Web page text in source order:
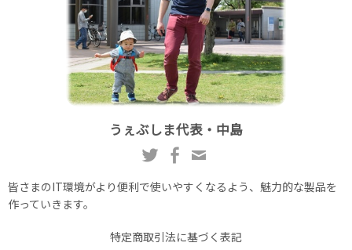
うぇぶしま代表・中島
皆さまのIT環境がより便利で使いやすくなるよう、魅力的な製品を
作っていきます。
特定商取引法に基づく表記